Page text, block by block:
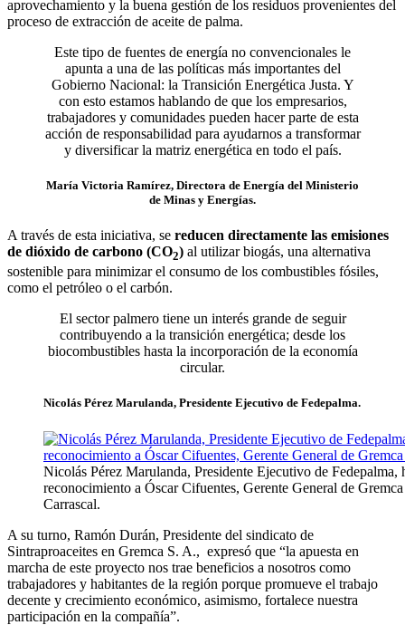
aprovechamiento y la buena gestión de los residuos provenientes del
proceso de extracción de aceite de palma.
Este tipo de fuentes de energía no convencionales le
apunta a una de las políticas más importantes del
Gobierno Nacional: la Transición Energética Justa. Y
con esto estamos hablando de que los empresarios,
trabajadores y comunidades pueden hacer parte de esta
acción de responsabilidad para ayudarnos a transformar
y diversificar la matriz energética en todo el país.
María Victoria Ramírez, Directora de Energía del Ministerio
de Minas y Energías.
A través de esta iniciativa, se reducen directamente las emisiones
de dióxido de carbono (CO2) al utilizar biogás, una alternativa
sostenible para minimizar el consumo de los combustibles fósiles,
como el petróleo o el carbón.
El sector palmero tiene un interés grande de seguir
contribuyendo a la transición energética; desde los
biocombustibles hasta la incorporación de la economía
circular.
Nicolás Pérez Marulanda, Presidente Ejecutivo de Fedepalma.
Nicolás Pérez Marulanda, Presidente Ejecutivo de Fedepalma,
reconocimiento a Óscar Cifuentes, Gerente General de
Carrascal.
A su turno, Ramón Durán, Presidente del sindicato de
Sintraproaceites en Gremca S. A., expresó que “la apuesta en
marcha de este proyecto nos trae beneficios a nosotros como
trabajadores y habitantes de la región porque promueve el trabajo
decente y crecimiento económico, asimismo, fortalece nuestra
participación en la compañía”.